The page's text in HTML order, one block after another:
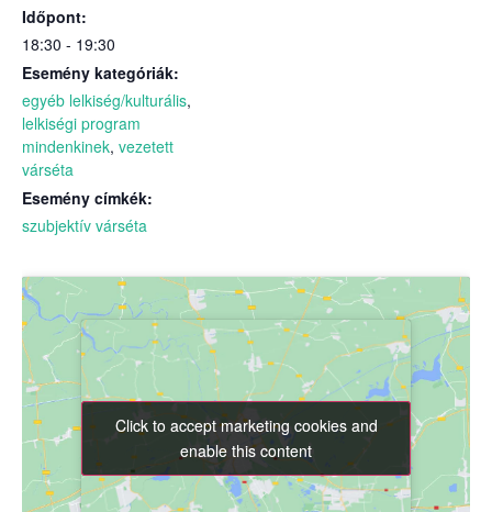
Időpont:
18:30 - 19:30
Esemény kategóriák:
egyéb lelkiség/kulturális,
lelkiségi program
mindenkinek, vezetett
várséta
Esemény címkék:
szubjektív várséta
Click to accept marketing cookies and
enable this content
Click to accept marketing cookies and
enable this content